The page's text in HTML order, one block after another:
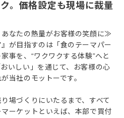
。価格設定も現場に裁量
なたの熱量がお客様の笑顔に≫
が目指すのは「食のテーマパー
事を、“ワクワクする体験”へと
いしい」を通じて、お客様の心
当社のモットーです。
場づくりにいたるまで、すべて
ーケットといえば、本部で買付